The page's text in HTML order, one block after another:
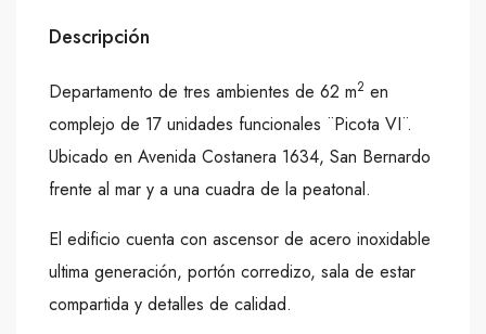
Descripción
Departamento de tres ambientes de 62 m2 en
complejo de 17 unidades funcionales ¨Picota VI¨.
Ubicado en Avenida Costanera 1634, San Bernardo
frente al mar y a una cuadra de la peatonal.
El edificio cuenta con ascensor de acero inoxidable
ultima generación, portón corredizo, sala de estar
compartida y detalles de calidad.